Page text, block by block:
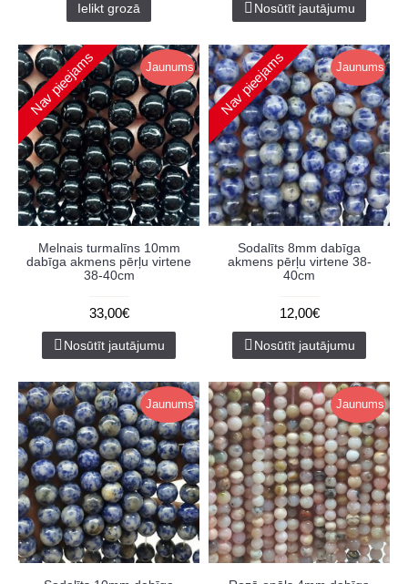
Ielikt grozā Nosūtīt jautājumu
Jaunums
Nav pieejams
Melnais turmalīns 10mm
dabīga akmens pērļu virtene
38-40cm
33,00€
Nosūtīt jautājumu
Jaunums
Nav pieejams
Sodalīts 8mm dabīga
akmens pērļu virtene 38-
40cm
12,00€
Nosūtīt jautājumu
Jaunums Jaunums